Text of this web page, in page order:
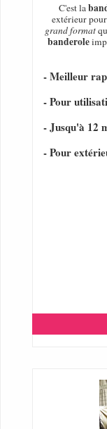
C'est la
extérieur
grand format
banderole
- Meilleur
- Pour
- Jusqu'à 12
- Pour